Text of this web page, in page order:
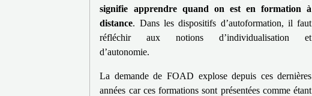
signifie apprendre quand on est en formation à
distance. Dans les dispositifs d’autoformation, il faut
réfléchir aux notions d’individualisation et
d’autonomie.
La demande de FOAD explose depuis ces dernières
années car ces formations sont présentées comme étant